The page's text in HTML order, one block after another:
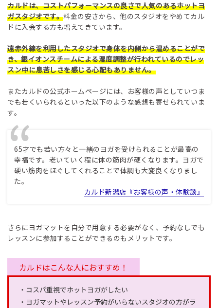
カルドは、コストパフォーマンスの良さで人気のあるホットヨ
ガスタジオです。料金の安さから、他のスタジオをやめてカル
ドに入会する方も増えてきています。
遠赤外線を利用したスタジオで身体を内側から温めることがで
き、銀イオンスチームによる湿度調整が行われているのでレッ
スン中に息苦しさを感じる心配もありません。
またカルドの公式ホームページには、お客様の声としていつま
でも若くいられるといった以下のような感想も寄せられていま
す。
65才でも若い方々と一緒のヨガを受けられることが最高の
幸福です。老いていく程に体の筋肉が硬くなります。ヨガで
硬い筋肉をほぐしてくれることで体調も大変良くなりまし
た。
カルド新潟店『お客様の声・体験談』
さらにヨガマットを自分で用意する必要がなく、予約なしでも
レッスンに参加することができるのもメリットです。
カルドはこんな人におすすめ！
・コスパ重視でホットヨガがしたい
・ヨガマットやレッスン予約がいらないスタジオの方がラ